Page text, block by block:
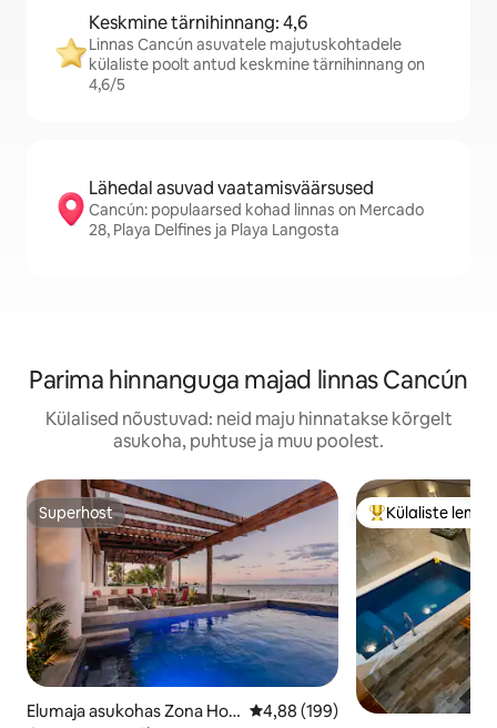
Keskmine tärnihinnang: 4,6
Linnas Cancún asuvatele majutuskohtadele
külaliste poolt antud keskmine tärnihinnang on
4,6/5
Lähedal asuvad vaatamisväärsused
Cancún: populaarsed kohad linnas on Mercado
28, Playa Delfines ja Playa Langosta
Parima hinnanguga majad linnas Cancún
Külalised nõustuvad: neid maju hinnatakse kõrgelt
asukoha, puhtuse ja muu poolest.
Superhost
Superhost
Elumaja asukohas Zona Hot
Keskmine hinnang 4,88/5, 199
4,88 (199)
Külaliste suur
Külaliste